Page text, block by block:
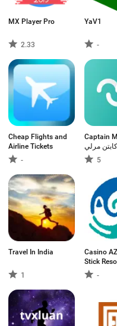
MX Player Pro
2.33
YaV1
-
Cheap Flights and
Airline Tickets
-
Captain
كابتن مرلي
5
Travel In India
1
Casino
Stick
-